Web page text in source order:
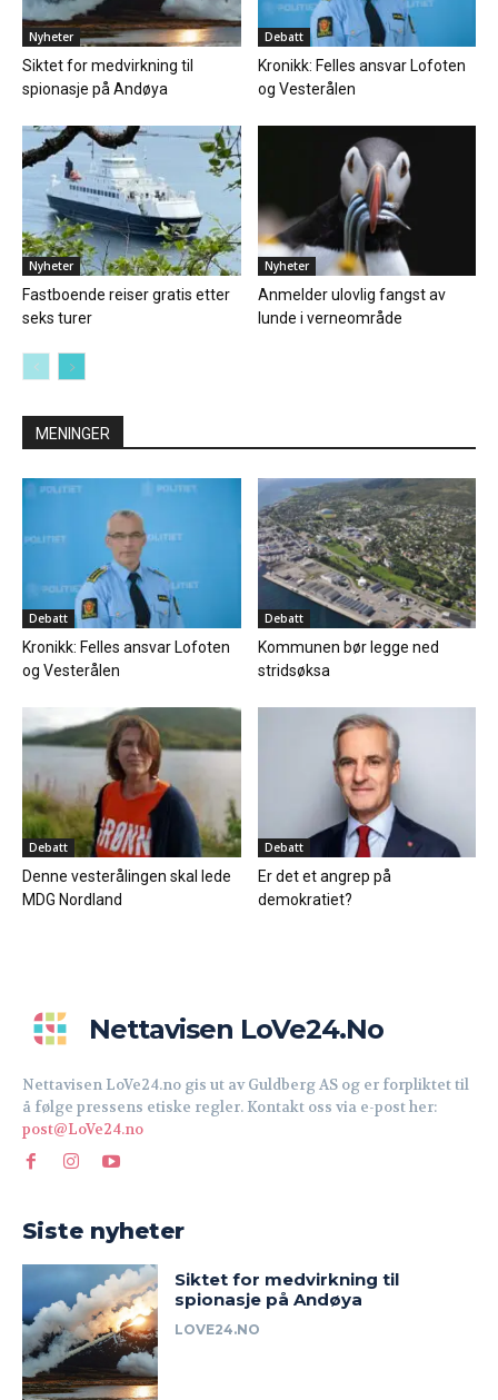
Nyheter
Siktet for medvirkning til
spionasje på Andøya
Debatt
Kronikk: Felles ansvar Lofoten
og Vesterålen
Nyheter
Fastboende reiser gratis etter
seks turer
Nyheter
Anmelder ulovlig fangst av
lunde i verneområde
MENINGER
Debatt
Kronikk: Felles ansvar Lofoten
og Vesterålen
Debatt
Kommunen bør legge ned
stridsøksa
Debatt
Denne vesterålingen skal lede
MDG Nordland
Debatt
Er det et angrep på
demokratiet?
Nettavisen LoVe24.no
Nettavisen LoVe24.no gis ut av Guldberg AS og er forpliktet til
å følge pressens etiske regler. Kontakt oss via e-post her:
post@LoVe24.no
Siste nyheter
Siktet for medvirkning til
spionasje på Andøya
LOVE24.NO